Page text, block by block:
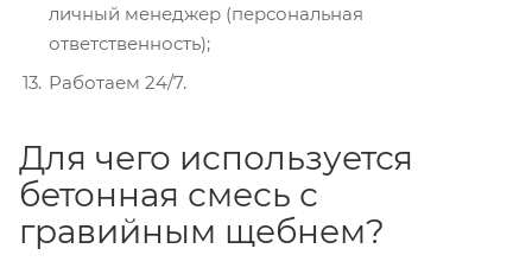
личный менеджер (персональная
ответственность);
Работаем 24/7.
Для чего используется
бетонная смесь с
гравийным щебнем?